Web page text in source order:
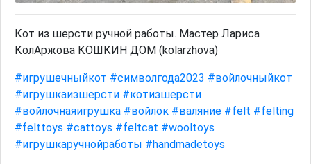
Кот из шерсти ручной работы. Мастер Лариса
КолАржова КОШКИН ДОМ (kolarzhova)
#игрушечныйкот #символгода2023 #войлочныйкот
#игрушкаизшерсти #котизшерсти
#войлочнаяигрушка #войлок #валяние #felt #felting
#felttoys #cattoys #feltcat #wooltoys
#игрушкаручнойработы #handmadetoys